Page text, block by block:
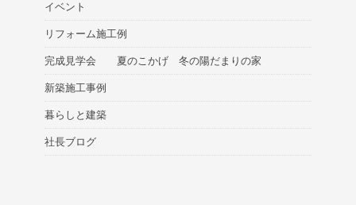
イベント
リフォーム施工例
完成見学会 夏のこかげ 冬の陽だまりの家
新築施工事例
暮らしと建築
社長ブログ